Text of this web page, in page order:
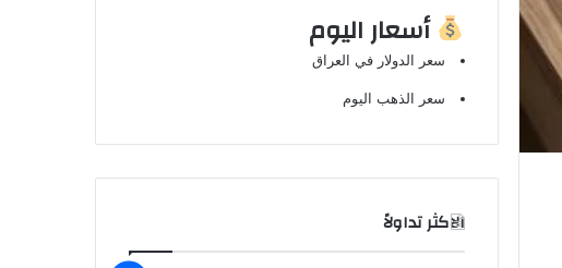
أسعار اليوم
سعر الدولار في العراق
سعر الذهب اليوم
الاكثر تداولاً